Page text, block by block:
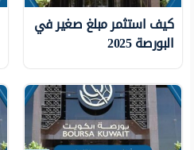
كيف استثمر مبلغ صغير في
البورصة 2025